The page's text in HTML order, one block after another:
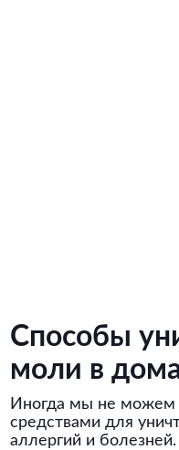
Способы
моли в
Иногда мы не можем
средствами для
аллергий и